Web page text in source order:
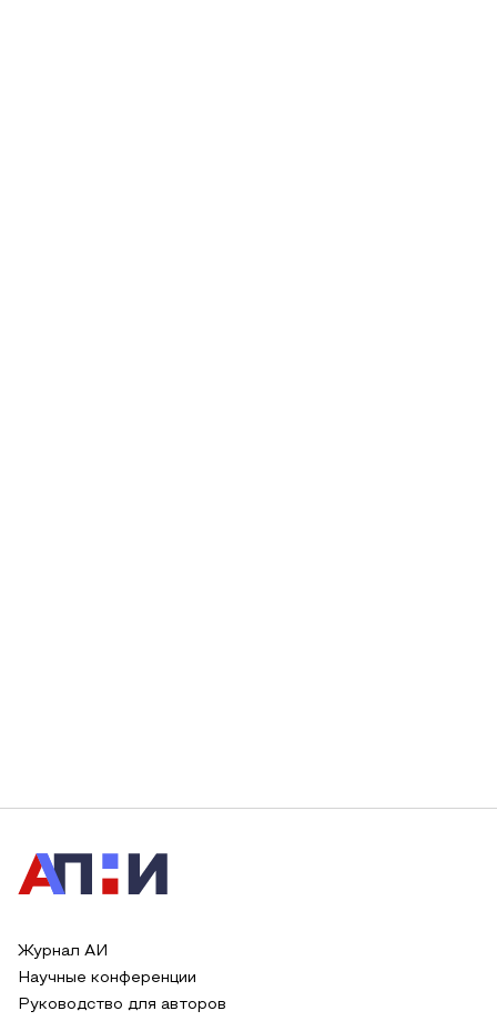
Журнал АИ
Научные конференции
Руководство для авторов